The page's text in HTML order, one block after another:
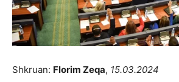
Shkruan: Florim Zeqa, 15.03.2024